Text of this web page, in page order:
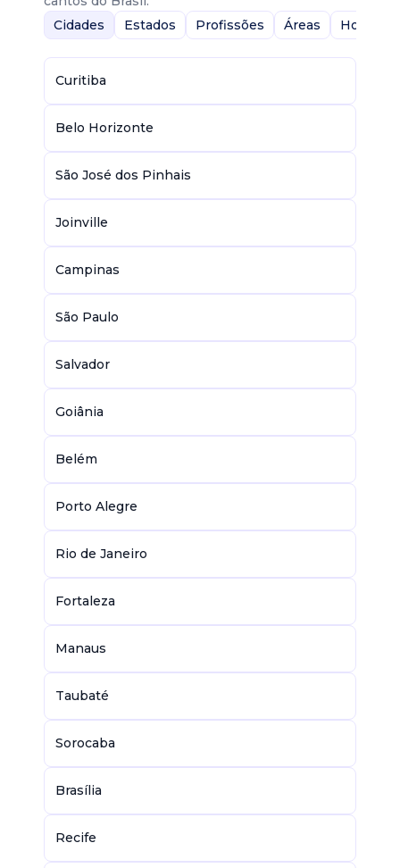
Cidades
Estados Profissões Áreas Home-
Curitiba
Belo Horizonte
São José dos Pinhais
Joinville
Campinas
São Paulo
Salvador
Goiânia
Belém
Porto Alegre
Rio de Janeiro
Fortaleza
Manaus
Taubaté
Sorocaba
Brasília
Recife